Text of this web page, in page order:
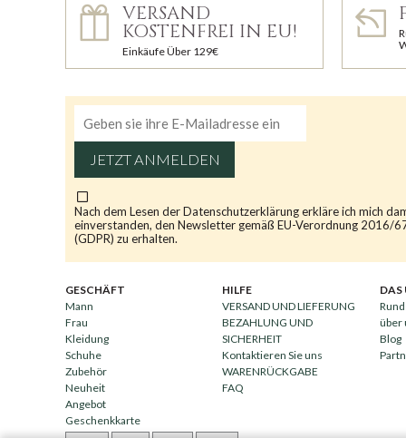
VERSAND
KOSTENFREI IN EU!
Einkäufe Über 129€
JETZT ANMELDEN
Nach dem Lesen derDatenschutzerklärungerkläre ich mich
einverstanden, den Newsletter gemäß EU-Verordnung 2016/
(GDPR) zu erhalten.
GESCHÄFT
Mann
Frau
Kleidung
Schuhe
Zubehör
Neuheit
Angebot
Geschenkkarte
HILFE
VERSAND UND LIEFERUNG
BEZAHLUNG UND
SICHERHEIT
Kontaktieren Sie uns
WARENRÜCKGABE
FAQ
DAS
über
Blog